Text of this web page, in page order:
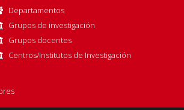
Departamentos
Grupos de investigación
Grupos docentes
Centros/Institutos de Investigación